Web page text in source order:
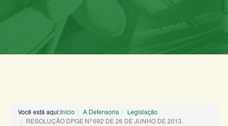
Você está aqui:Início A Defensoria
Legislação
RESOLUÇÃO DPGE Nº 692 DE 26 DE JUNHO DE 2013.